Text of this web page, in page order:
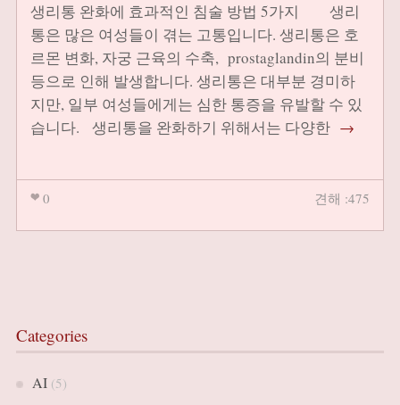
생리통 완화에 효과적인 침술 방법 5가지 생리
통은 많은 여성들이 겪는 고통입니다. 생리통은 호
르몬 변화, 자궁 근육의 수축, prostaglandin의 분비
등으로 인해 발생합니다. 생리통은 대부분 경미하
지만, 일부 여성들에게는 심한 통증을 유발할 수 있
습니다. 생리통을 완화하기 위해서는 다양한 →
0 견해 :475
Categories
AI(5)